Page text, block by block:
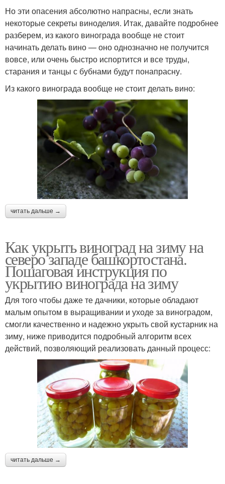
Но эти опасения абсолютно напрасны, если знать
некоторые секреты виноделия. Итак, давайте подробнее
разберем, из какого винограда вообще не стоит
начинать делать вино — оно однозначно не получится
вовсе, или очень быстро испортится и все труды,
старания и танцы с бубнами будут понапрасну.
Из какого винограда вообще не стоит делать вино:
читать дальше →
Как укрыть виноград на зиму на
северо западе башкортостана.
Пошаговая инструкция по
укрытию винограда на зиму
Для того чтобы даже те дачники, которые обладают
малым опытом в выращивании и уходе за виноградом,
смогли качественно и надежно укрыть свой кустарник на
зиму, ниже приводится подробный алгоритм всех
действий, позволяющий реализовать данный процесс:
читать дальше →